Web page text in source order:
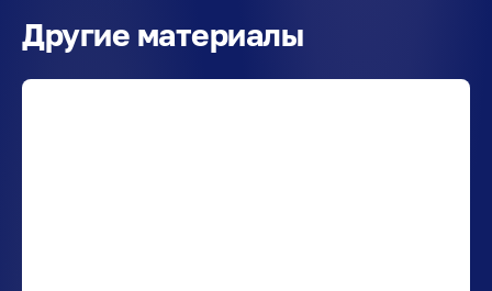
Другие материалы